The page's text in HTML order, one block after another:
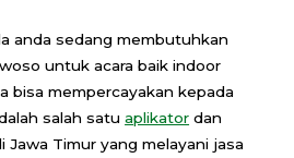
anda sedang membutuhkan
untuk acara baik indoor
bisa mempercayakan kepada
salah satuaplikator dan
Jawa Timur yang melayani jasa